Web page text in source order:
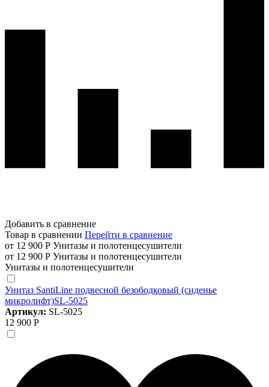
Добавить в сравнение
Товар в сравнении Перейти в сравнение
от 12 900 Р Унитазы и полотенцесушители
от 12 900 Р Унитазы и полотенцесушители
Унитазы и полотенцесушители
Унитаз SantiLine подвесной безободковый (сиденье
микролифт)SL-5025
Артикул: SL-5025
12 900 Р